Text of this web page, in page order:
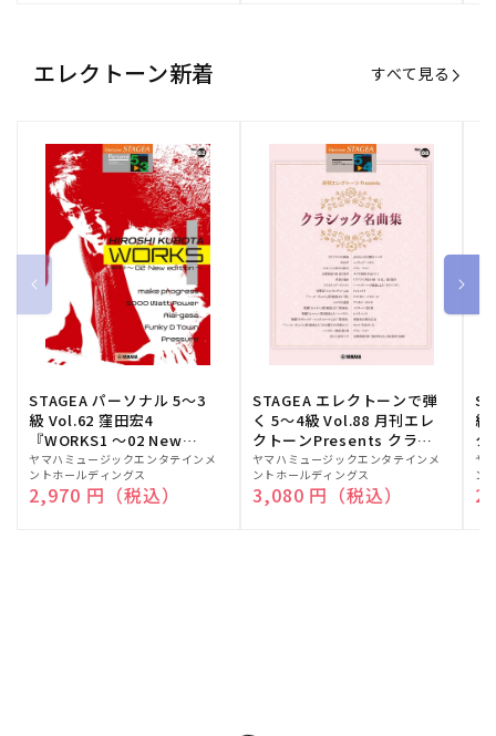
エレクトーン新着 すべて見る
STAGEA パーソナル 5～3
級 Vol.62 窪田宏4
『WORKS1 ～02 New
edition～』
販
売
元:
ヤマハミュージックエンタテインメ
ントホールディングス
通常価格
2,970 円（税込）
STAGEA エレクトーンで弾
く 5～4級 Vol.88 月刊エレ
クトーンPresents クラシ
ック名曲集
販
売
元:
ヤマハミュージックエンタテインメ
ントホールディングス
通常価格
3,080 円（税込）
級
ク
販
売
元:
ヤ
ン